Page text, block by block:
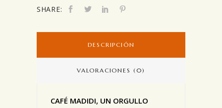
SHARE:
DESCRIPCIÓN
VALORACIONES (0)
CAFÉ MADIDI, UN ORGULLO